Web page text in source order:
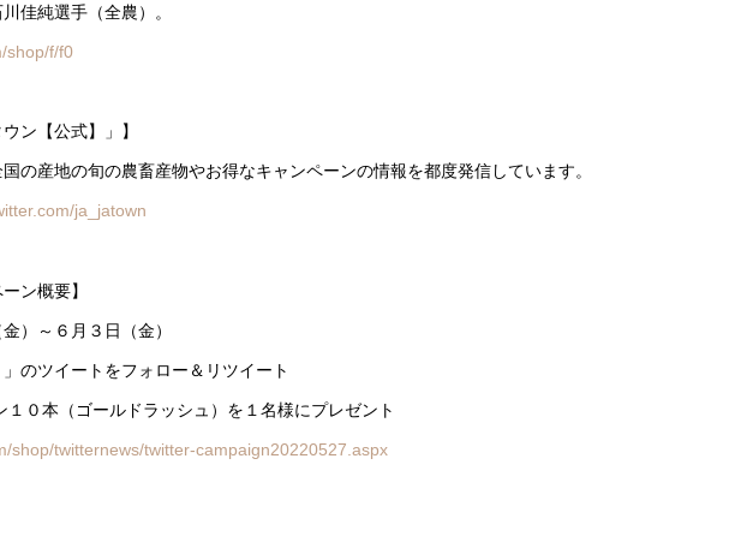
佳純選手（全農）。
shop/f/f0
ン【公式】」】
の産地の旬の農畜産物やお得なキャンペーンの情報を都度発信しています。
ja_jatown
ン概要】
）～６月３日（金）
のツイートをフォロー＆リツイート
０本（ゴールドラッシュ）を１名様にプレゼント
shop/twitternews/twitter-campaign20220527.aspx